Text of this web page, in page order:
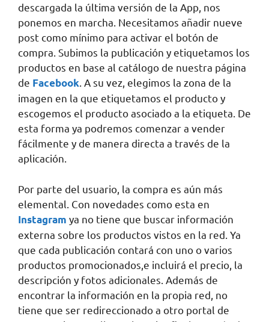
descargada la última versión de la App, nos
ponemos en marcha. Necesitamos añadir nueve
post como mínimo para activar el botón de
compra. Subimos la publicación y etiquetamos los
productos en base al catálogo de nuestra página
de Facebook . A su vez, elegimos la zona de la
imagen en la que etiquetamos el producto y
escogemos el producto asociado a la etiqueta. De
esta forma ya podremos comenzar a vender
fácilmente y de manera directa a través de la
aplicación.
Por parte del usuario, la compra es aún más
elemental. Con novedades como esta en
Instagram ya no tiene que buscar información
externa sobre los productos vistos en la red. Ya
que cada publicación contará con uno o varios
productos promocionados,e incluirá el precio, la
descripción y fotos adicionales. Además de
encontrar la información en la propia red, no
tiene que ser redireccionado a otro portal de